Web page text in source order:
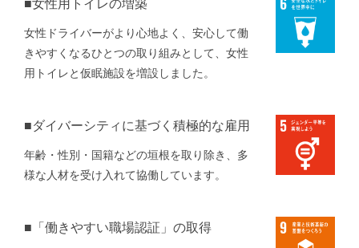
■女性用トイレの増築
女性ドライバーがより心地よく、安心して働
きやすくなるひとつの取り組みとして、女性
用トイレと仮眠施設を増設しました。
■ダイバーシティに基づく積極的な雇用
年齢・性別・国籍などの垣根を取り除き、多
様な人材を受け入れて協働しています。
■「働きやすい職場認証」の取得